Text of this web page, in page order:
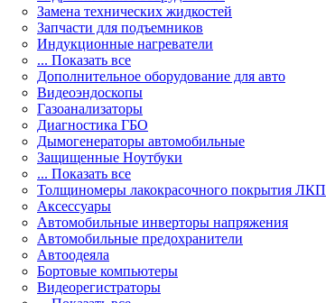
Замена технических жидкостей
Запчасти для подъемников
Индукционные нагреватели
... Показать все
Дополнительное оборудование для авто
Видеоэндоскопы
Газоанализаторы
Диагностика ГБО
Дымогенераторы автомобильные
Защищенные Ноутбуки
... Показать все
Толщиномеры лакокрасочного покрытия ЛКП
Аксессуары
Автомобильные инверторы напряжения
Автомобильные предохранители
Автоодеяла
Бортовые компьютеры
Видеорегистраторы